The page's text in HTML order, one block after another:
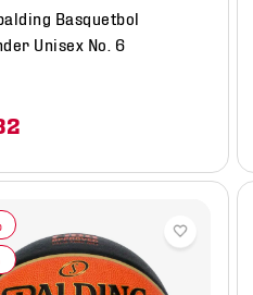
Basquetbol
Unisex No. 6